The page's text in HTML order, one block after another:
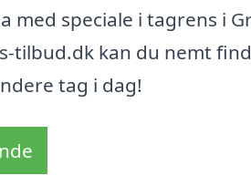
med speciale i tagrens i
tilbud.dk kan du nemt
tag i dag!